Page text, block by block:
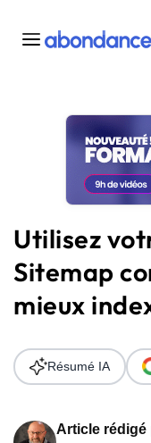
Toutes les actus
Actus SEO
Plateforme
Solutions
Ressources
Audit SEO
Utilisez
Sitemap
mieux
Article rédigé
Résumé IA